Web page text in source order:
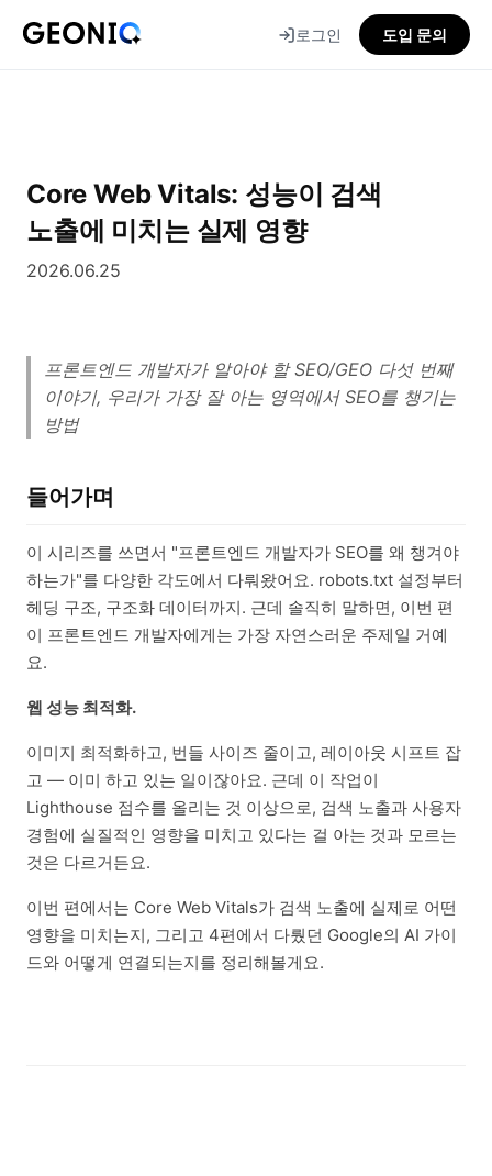
GEONIQ
로그인 도입 문의
Core Web Vitals: 성능이 검색
노출에 미치는 실제 영향
2026.06.25
프론트엔드 개발자가 알아야 할 SEO/GEO 다섯 번째
이야기, 우리가 가장 잘 아는 영역에서 SEO를 챙기는
방법
들어가며
이 시리즈를 쓰면서 "프론트엔드 개발자가 SEO를 왜 챙겨야
하는가"를 다양한 각도에서 다뤄왔어요. robots.txt 설정부터
헤딩 구조, 구조화 데이터까지. 근데 솔직히 말하면, 이번 편
이 프론트엔드 개발자에게는 가장 자연스러운 주제일 거예
요.
웹 성능 최적화.
이미지 최적화하고, 번들 사이즈 줄이고, 레이아웃 시프트 잡
고 — 이미 하고 있는 일이잖아요. 근데 이 작업이
Lighthouse 점수를 올리는 것 이상으로, 검색 노출과 사용자
경험에 실질적인 영향을 미치고 있다는 걸 아는 것과 모르는
것은 다르거든요.
이번 편에서는 Core Web Vitals가 검색 노출에 실제로 어떤
영향을 미치는지, 그리고 4편에서 다뤘던 Google의 AI 가이
드와 어떻게 연결되는지를 정리해볼게요.